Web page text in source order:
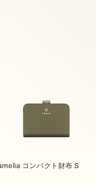
コンパクト財布 S